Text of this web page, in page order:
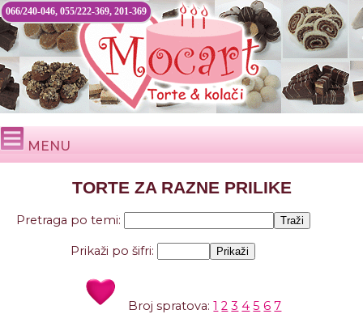
MENU
TORTE ZA RAZNE PRILIKE
Pretraga po temi:
Prikaži po šifri:
Broj spratova:1 2 3 4 5 6 7
066/240-046, 055/222-369, 201-369